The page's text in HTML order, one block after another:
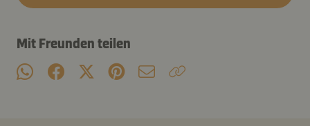
Mit Freunden teilen